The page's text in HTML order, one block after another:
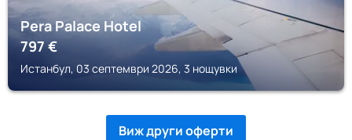
Pera Palace Hotel
797€
Истанбул, 03 септември 2026, 3 нощувки
Виж други оферти